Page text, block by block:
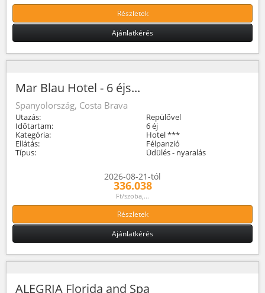
Részletek
Ajánlatkérés
Mar Blau Hotel - 6 éjs...
Spanyolország, Costa Brava
Utazás:
Repülővel
Időtartam:
6 éj
Kategória:
Hotel ***
Ellátás:
Félpanzió
Típus:
Üdülés - nyaralás
2026-08-21-tól
336.038
Ft/szoba,...
Részletek
Ajánlatkérés
ALEGRIA Florida and Spa